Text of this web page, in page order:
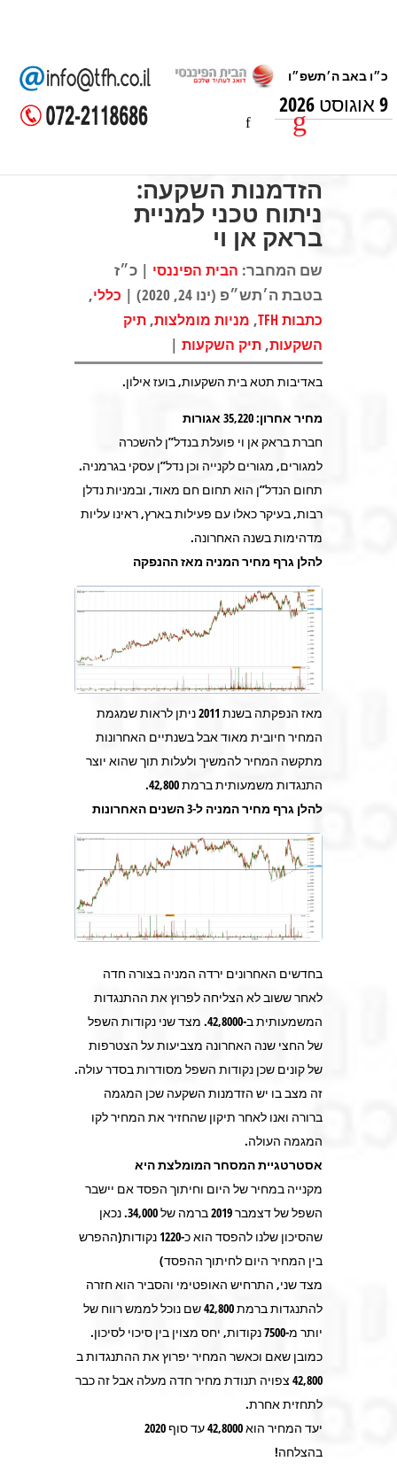
9 אוגוסט 2026
הזדמנות השקעה:
ניתוח טכני למניית
בראק אן וי
שם המחבר: הבית הפיננסי | כ״ז
בטבת ה׳תש״פ (ינו 24, 2020) |
כללי,
כתבות TFH , מניות מומלצות, תיק
השקעות, תיק השקעות |
באדיבות תטא בית השקעות, בועז אילון.
מחיר אחרון: 35,220 אגורות
חברת בראק אן וי פועלת בנדל”ן להשכרה
למגורים, מגורים לקנייה וכן נדל”ן עסקי בגרמניה.
תחום הנדל”ן הוא תחום חם מאוד, ובמניות נדלן
רבות, בעיקר כאלו עם פעילות בארץ, ראינו עליות
מדהימות בשנה האחרונה.
להלן גרף מחיר המניה מאז ההנפקה
מאז הנפקתה בשנת 2011 ניתן לראות שמגמת
המחיר חיובית מאוד אבל בשנתיים האחרונות
מתקשה המחיר להמשיך ולעלות תוך שהוא יוצר
התנגדות משמעותית ברמת 42,800.
להלן גרף מחיר המניה ל-3 השנים האחרונות
בחדשים האחרונים ירדה המניה בצורה חדה
לאחר ששוב לא הצליחה לפרוץ את ההתנגדות
המשמעותית ב-42,8000. מצד שני נקודות השפל
של החצי שנה האחרונה מצביעות על הצטרפות
של קונים שכן נקודות השפל מסודרות בסדר עולה.
זה מצב בו יש הזדמנות השקעה שכן המגמה
ברורה ואנו לאחר תיקון שהחזיר את המחיר לקו
המגמה העולה.
אסטרטגיית המסחר המומלצת היא
מקנייה במחיר של היום וחיתוך הפסד אם יישבר
השפל של דצמבר 2019 ברמה של 34,000. נכאן
שהסיכון שלנו להפסד הוא כ-1220 נקודות(ההפרש
בין המחיר היום לחיתוך ההפסד)
מצד שני, התרחיש האופטימי והסביר הוא חזרה
להתנגדות ברמת 42,800 שם נוכל לממש רווח של
יותר מ-7500 נקודות, יחס מצוין בין סיכוי לסיכון.
כמובן שאם וכאשר המחיר יפרוץ את ההתנגדות ב
42,800 צפויה תנודת מחיר חדה מעלה אבל זה כבר
לתחזית אחרת.
יעד המחיר הוא 42,8000 עד סוף 2020
בהצלחה!